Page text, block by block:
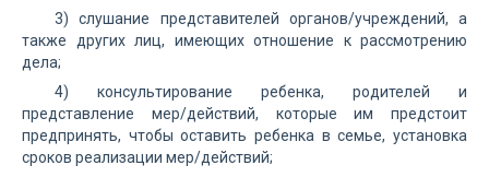
3) слушание представителей органов/учреждений, а
также других лиц, имеющих отношение к рассмотрению
дела;
4) консультирование ребенка, родителей и
представление мер/действий, которые им предстоит
предпринять, чтобы оставить ребенка в семье, установка
сроков реализации мер/действий;